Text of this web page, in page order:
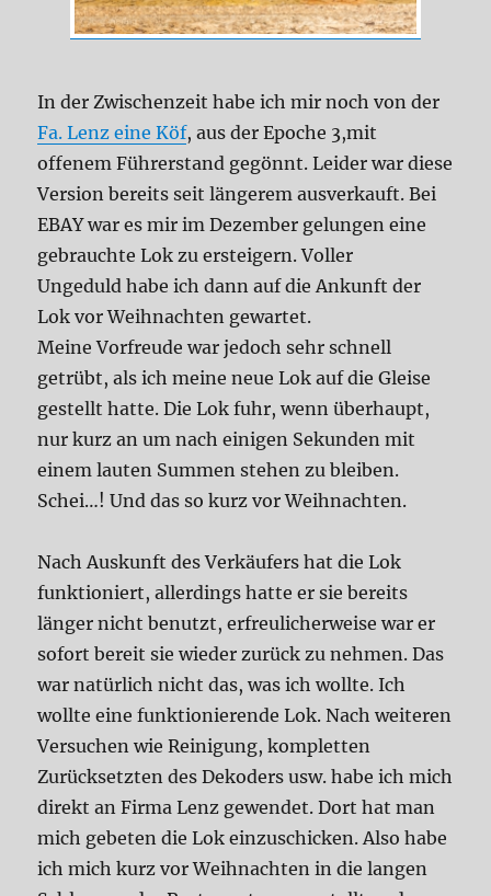
In der Zwischenzeit habe ich mir noch von der
Fa. Lenz eine Köf, aus der Epoche 3,mit
offenem Führerstand gegönnt. Leider war diese
Version bereits seit längerem ausverkauft. Bei
EBAY war es mir im Dezember gelungen eine
gebrauchte Lok zu ersteigern. Voller
Ungeduld habe ich dann auf die Ankunft der
Lok vor Weihnachten gewartet.
Meine Vorfreude war jedoch sehr schnell
getrübt, als ich meine neue Lok auf die Gleise
gestellt hatte. Die Lok fuhr, wenn überhaupt,
nur kurz an um nach einigen Sekunden mit
einem lauten Summen stehen zu bleiben.
Schei…! Und das so kurz vor Weihnachten.
Nach Auskunft des Verkäufers hat die Lok
funktioniert, allerdings hatte er sie bereits
länger nicht benutzt, erfreulicherweise war er
sofort bereit sie wieder zurück zu nehmen. Das
war natürlich nicht das, was ich wollte. Ich
wollte eine funktionierende Lok. Nach weiteren
Versuchen wie Reinigung, kompletten
Zurücksetzten des Dekoders usw. habe ich mich
direkt an Firma Lenz gewendet. Dort hat man
mich gebeten die Lok einzuschicken. Also habe
ich mich kurz vor Weihnachten in die langen